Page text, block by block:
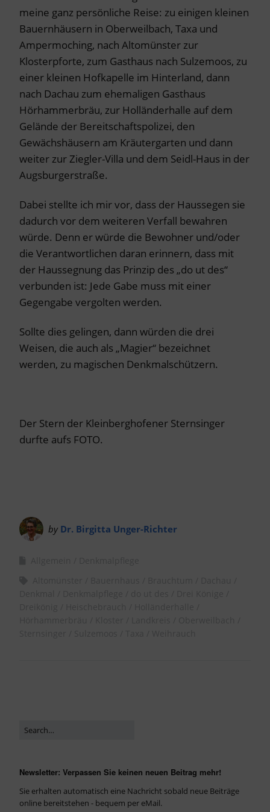
meine ganz persönliche Reise: zu einigen kleinen
Bauernhäusern in Oberweilbach, Taxa und
Ampermoching, nach Altomünster zur
Klosterpforte, zum Gasthaus nach Sulzemoos, zu
einer kleinen Hofkapelle im Hinterland, dann
nach Dachau zum ehemaligen Gasthaus
Hörhammerbräu, zur Holländerhalle auf dem
Gelände der Bereitschaftspolizei, den
Gewächshäusern am Kräutergarten und dann
weiter zur Ziegler-Villa und dem Seidl-Haus in der
Augsburgerstraße.
Dabei stellte ich mir vor, dass der Haussegen sie
dadurch vor dem weiteren Verfall bewahren
würde. Denn er würde die Bewohner und/oder
die Verantwortlichen daran erinnern, dass mit
der Haussegnung das Prinzip des „do ut des“
verbunden ist: Jede Gabe muss mit einer
Gegengabe vergolten werden.
Sollte dies gelingen, dann würden die drei
Weisen, die auch als „Magier“ bezeichnet
werden, zu magischen Denkmalschützern.
Der Stern der Kleinberghofener Sternsinger
durfte aufs FOTO.
by Dr. Birgitta Unger-Richter
Newsletter: Verpassen Sie keinen neuen Beitrag mehr!
Sie erhalten automatisch eine Nachricht sobald neue Beiträge
online bereitstehen - bequem per eMail.